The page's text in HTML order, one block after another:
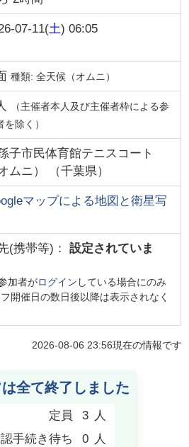
07-11(土) 06:05
種類: 全天候（オムニ）
（主催者本人及び主催者枠による参
を除く）
子市民体育館テニスコート
ムニ）
（千葉県）
マップによる地図と衛星写
(携帯等)： 設定されていま
加者がログイン している場合にのみ
開催日の数日後以降は表示されなく
2026-08-06 23:56現在の情報です
全て終了しました
定員 3 人
手続き待ち 0 人